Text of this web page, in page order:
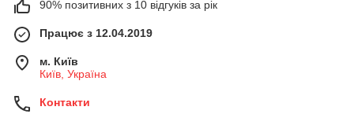
90% позитивних з 10 відгуків за рік
Працює з 12.04.2019
м. Київ
Київ, Україна
Контакти